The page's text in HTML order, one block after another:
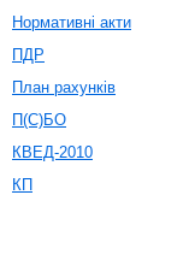
Нормативні акти
ПДР
План рахунків
П(С)БО
КВЕД-2010
КП